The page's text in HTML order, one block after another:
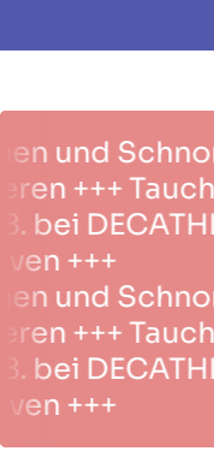
und
+++
+++
und
+++
+++